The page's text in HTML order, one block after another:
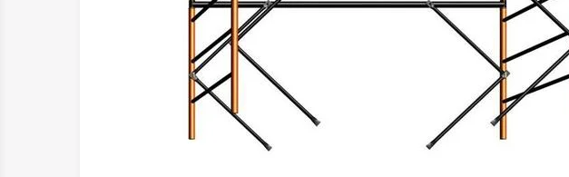
Оборудование для работ на
Распродажа
Расходные материалы и